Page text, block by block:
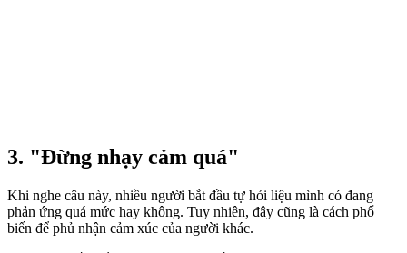
3. "Đừng nhạ‌y cả‌m quá"
Khi nghe câu này, nhiều người bắt đầu tự hỏi liệu mình có đang
phản ứng quá mức hay không. Tuy nhiên, đây cũng là cách phổ
biến để phủ nhận cảm xúc của người khác.